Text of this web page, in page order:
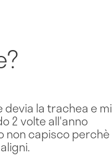
la trachea e mi
2 volte all'anno
non capisco perchè